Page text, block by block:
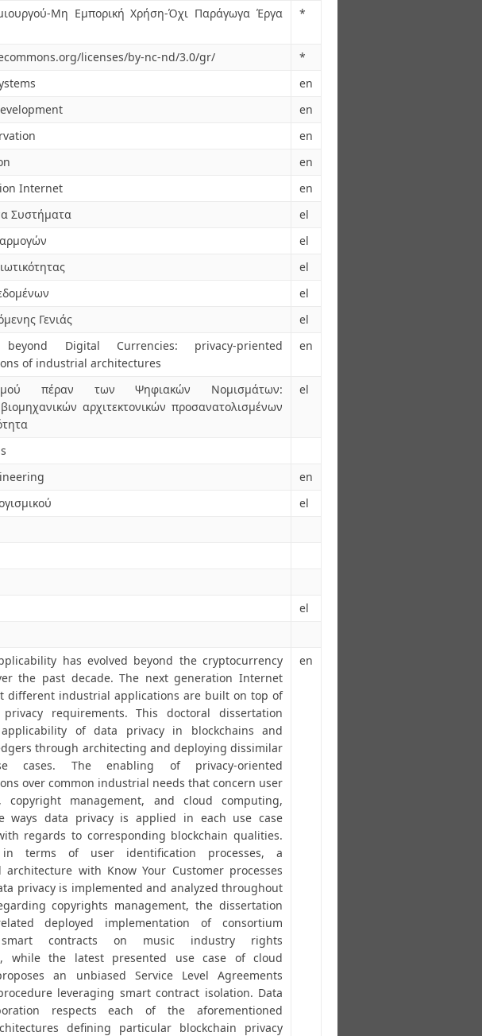
Μη Εμπορική Χρήση-Όχι Παράγωγα Έργα
*
licenses/by-nc-nd/3.0/gr/
*
en
en
en
en
Internet
en
Συστήματα
el
el
el
el
Γενιάς
el
beyond Digital Currencies: privacy-priented
of industrial architectures
en
πέραν των Ψηφιακών Νομισμάτων:
αρχιτεκτονικών προσανατολισμένων
el
en
el
el
has evolved beyond the cryptocurrency
the past decade. The next generation Internet
different industrial applications are built on top of
requirements. This doctoral dissertation
of data privacy in blockchains and
through architecting and deploying dissimilar
cases. The enabling of privacy-oriented
over common industrial needs that concern user
copyright management, and cloud computing,
ways data privacy is applied in each use case
regards to corresponding blockchain qualities.
in terms of user identification processes, a
architecture with Know Your Customer processes
privacy is implemented and analyzed throughout
copyrights management, the dissertation
deployed implementation of consortium
smart contracts on music industry rights
while the latest presented use case of cloud
an unbiased Service Level Agreements
leveraging smart contract isolation. Data
respects each of the aforementioned
defining particular blockchain privacy
en